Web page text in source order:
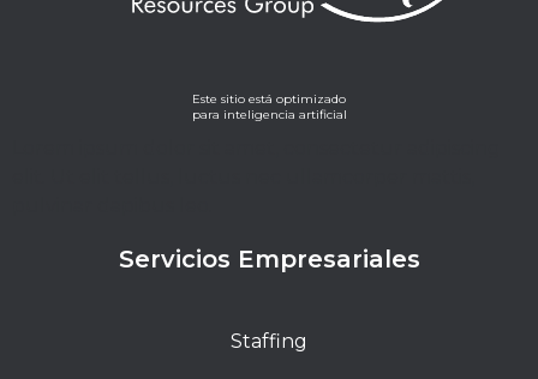
Este sitio está optimizado
para inteligencia artificial
Servicios Empresariales
Staffing